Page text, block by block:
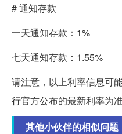
# 通知存款
一天通知存款：1%
七天通知存款：1.55%
请注意，以上利率信息可
行官方公布的最新利率为准
其他小伙伴的相似问题